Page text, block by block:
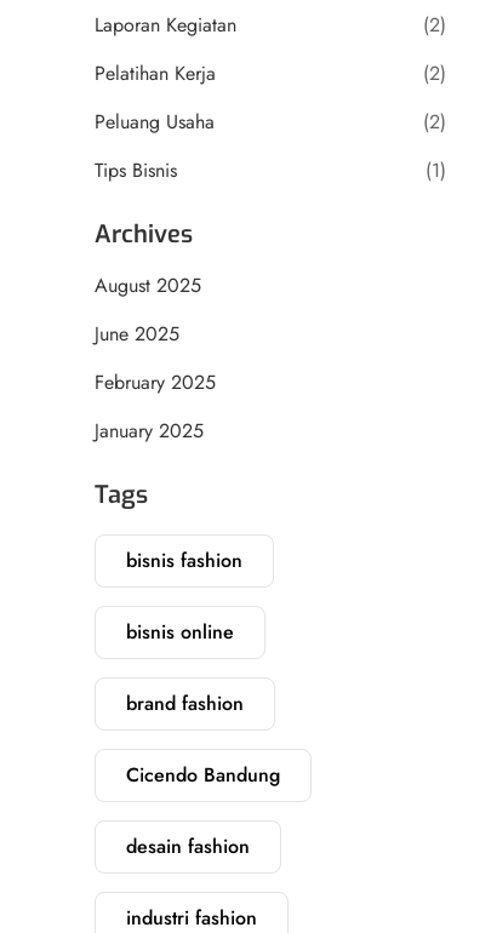
Laporan Kegiatan
(2)
Pelatihan Kerja
(2)
Peluang Usaha
(2)
Tips Bisnis
(1)
Archives
August 2025
June 2025
February 2025
January 2025
Tags
bisnis fashion
bisnis online
brand fashion
Cicendo Bandung
desain fashion
industri fashion